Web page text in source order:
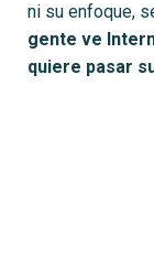
ni su enfoque,
gente ve
quiere pasar